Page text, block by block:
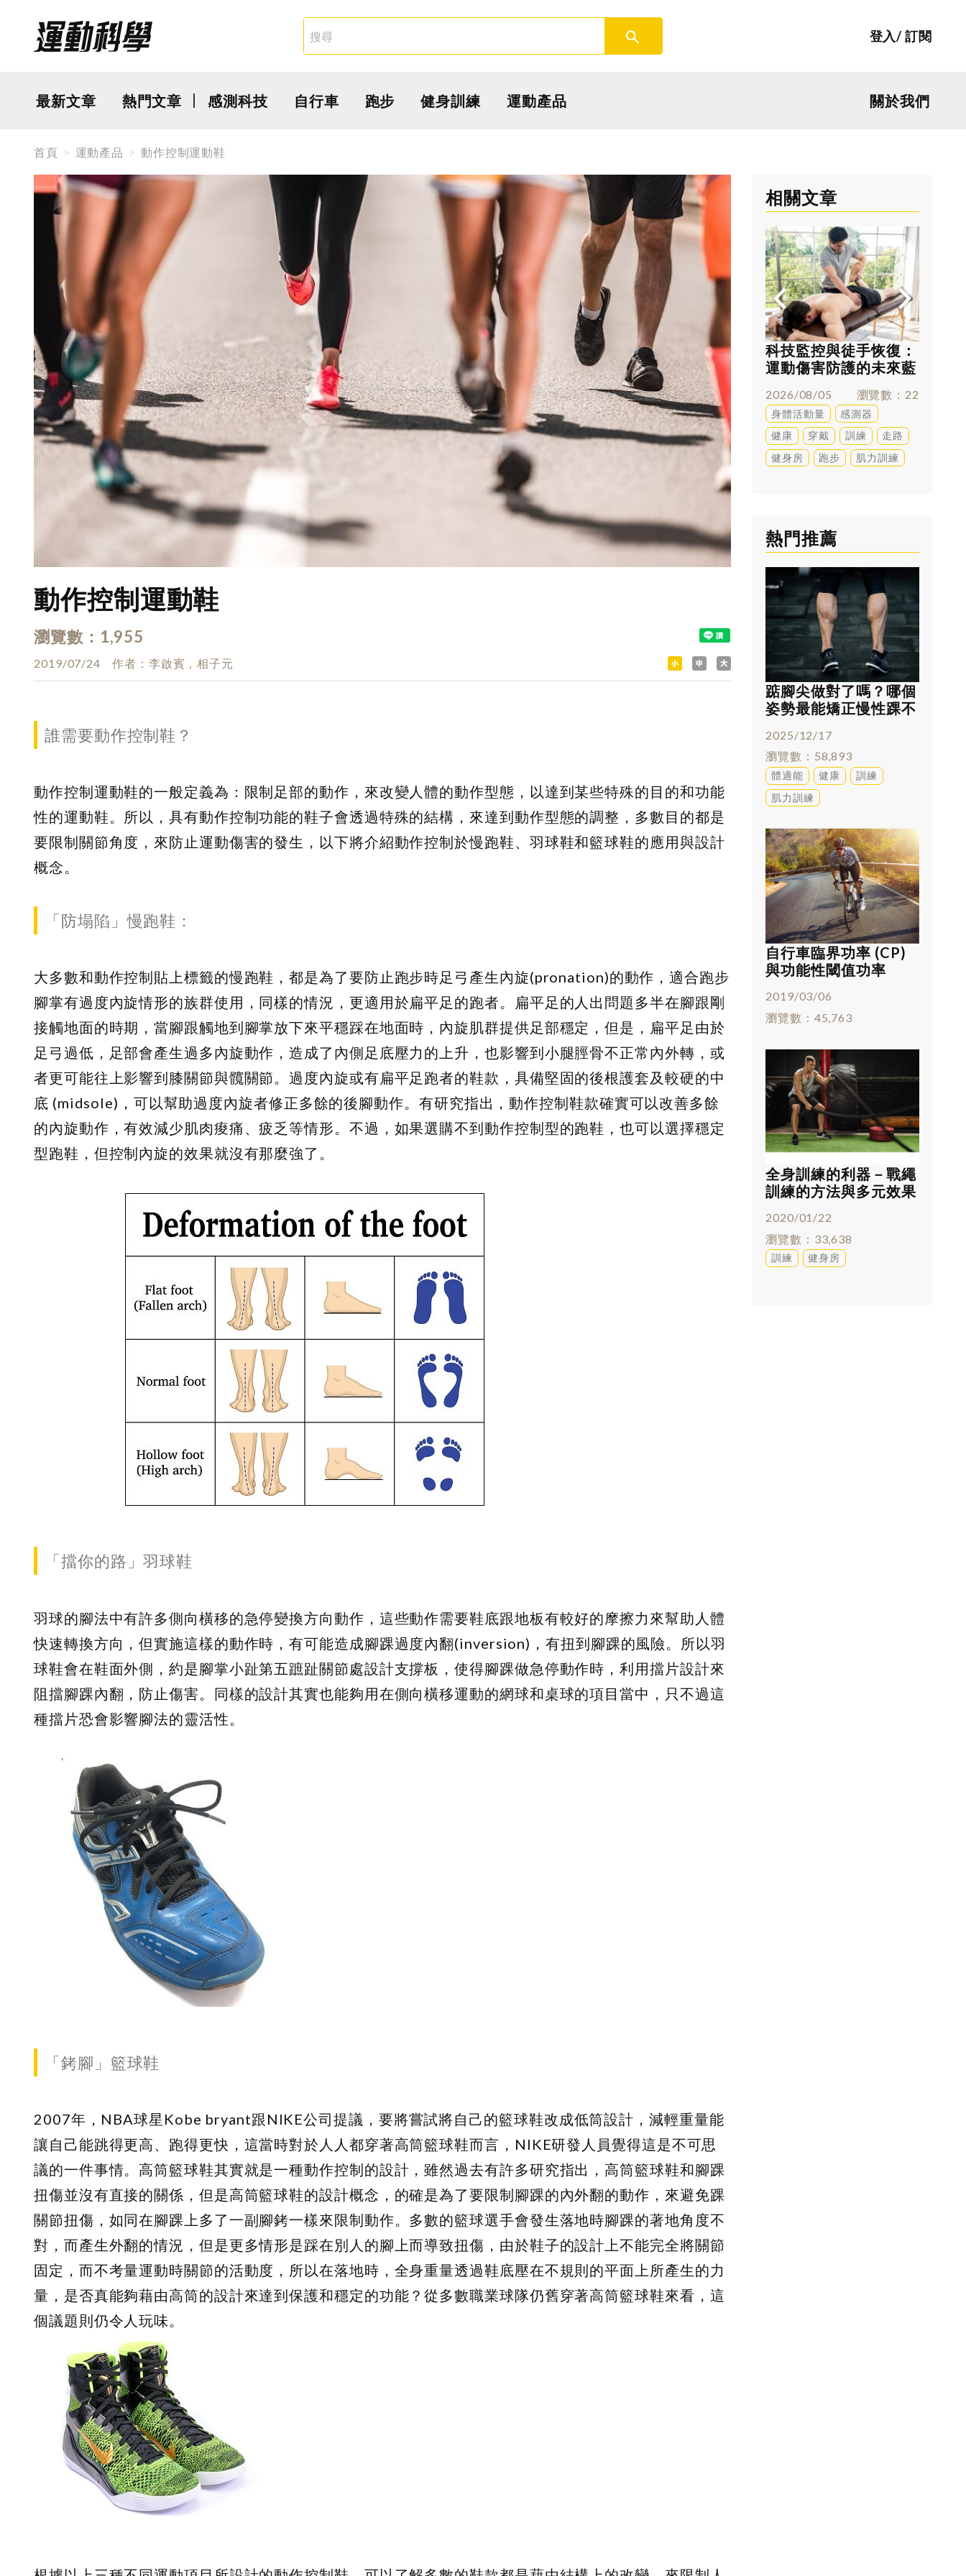
登入 訂閱
最新文章 熱門文章 感測科技 自行車 跑步 健身訓練 運動產品 關於我們
首頁 運動產品 動作控制運動鞋
動作控制運動鞋
瀏覽數 1,955
2019/07/24 作者 李啟賓，相子元
誰需要動作控制鞋？
動作控制運動鞋的一般定義為：限制足部的動作，來改變人體的動作型態，以達到某些特殊的目的和功能
性的運動鞋。所以，具有動作控制功能的鞋子會透過特殊的結構，來達到動作型態的調整，多數目的都是
要限制關節角度，來防止運動傷害的發生，以下將介紹動作控制於慢跑鞋、羽球鞋和籃球鞋的應用與設計
概念。
「防塌陷」慢跑鞋：
大多數和動作控制貼上標籤的慢跑鞋，都是為了要防止跑步時足弓產生內旋(pronation)的動作，適合跑步
腳掌有過度內旋情形的族群使用，同樣的情況，更適用於扁平足的跑者。扁平足的人出問題多半在腳跟剛
接觸地面的時期，當腳跟觸地到腳掌放下來平穩踩在地面時，內旋肌群提供足部穩定，但是，扁平足由於
足弓過低，足部會產生過多內旋動作，造成了內側足底壓力的上升，也影響到小腿脛骨不正常內外轉，或
者更可能往上影響到膝關節與髖關節。過度內旋或有扁平足跑者的鞋款，具備堅固的後根護套及較硬的中
底 (midsole)，可以幫助過度內旋者修正多餘的後腳動作。有研究指出，動作控制鞋款確實可以改善多餘
的內旋動作，有效減少肌肉痠痛、疲乏等情形。不過，如果選購不到動作控制型的跑鞋，也可以選擇穩定
型跑鞋，但控制內旋的效果就沒有那麼強了。
「擋你的路」羽球鞋
羽球的腳法中有許多側向橫移的急停變換方向動作，這些動作需要鞋底跟地板有較好的摩擦力來幫助人體
快速轉換方向，但實施這樣的動作時，有可能造成腳踝過度內翻(inversion)，有扭到腳踝的風險。所以羽
球鞋會在鞋面外側，約是腳掌小趾第五蹠趾關節處設計支撐板，使得腳踝做急停動作時，利用擋片設計來
阻擋腳踝內翻，防止傷害。同樣的設計其實也能夠用在側向橫移運動的網球和桌球的項目當中，只不過這
種擋片恐會影響腳法的靈活性。
「銬腳」籃球鞋
2007年，NBA球星Kobe bryant跟NIKE公司提議，要將嘗試將自己的籃球鞋改成低筒設計，減輕重量能
讓自己能跳得更高、跑得更快，這當時對於人人都穿著高筒籃球鞋而言，NIKE研發人員覺得這是不可思
議的一件事情。高筒籃球鞋其實就是一種動作控制的設計，雖然過去有許多研究指出，高筒籃球鞋和腳踝
扭傷並沒有直接的關係，但是高筒籃球鞋的設計概念，的確是為了要限制腳踝的內外翻的動作，來避免踝
關節扭傷，如同在腳踝上多了一副腳銬一樣來限制動作。多數的籃球選手會發生落地時腳踝的著地角度不
對，而產生外翻的情況，但是更多情形是踩在別人的腳上而導致扭傷，由於鞋子的設計上不能完全將關節
固定，而不考量運動時關節的活動度，所以在落地時，全身重量透過鞋底壓在不規則的平面上所產生的力
量，是否真能夠藉由高筒的設計來達到保護和穩定的功能？從多數職業球隊仍舊穿著高筒籃球鞋來看，這
個議題則仍令人玩味。
相關文章
科技監控與徒手恢復：
運動傷害防護的未來藍
2026/08/05 瀏覽數 22
身體活動量
感測器
健康
穿戴 訓練
走路
健身房
跑步 肌力訓練
熱門推薦
踮腳尖做對了嗎？哪個
姿勢最能矯正慢性踝不
2025/12/17
瀏覽數
58,893
體適能 健康
訓練
肌力訓練
自行車臨界功率 (CP)
與功能性閾值功率
2019/03/06
瀏覽數
45,763
全身訓練的利器－戰繩
訓練的方法與多元效果
2020/01/22
瀏覽數
33,638
訓練 健身房
取消 確定